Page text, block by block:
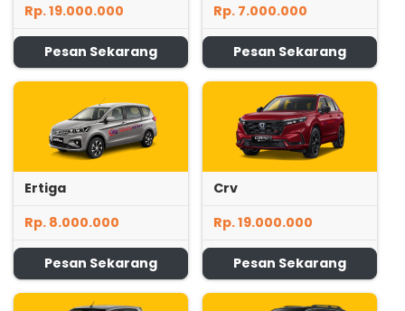
Rp. 19.000.000
Pesan Sekarang
Rp. 7.000.000
Pesan Sekarang
Ertiga
Rp. 8.000.000
Pesan Sekarang
Crv
Rp. 19.000.000
Pesan Sekarang